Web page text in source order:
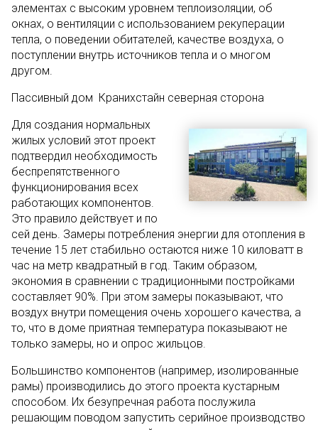
элементах с высоким уровнем теплоизоляции, об
окнах, о вентиляции с использованием рекуперации
тепла, о поведении обитателей, качестве воздуха, о
поступлении внутрь источников тепла и о многом
другом.
Пассивный дом Кранихстайн северная сторона
Для создания нормальных
жилых условий этот проект
подтвердил необходимость
беспрепятственного
функционирования всех
работающих компонентов.
Это правило действует и по
сей день. Замеры потребления энергии для отопления в
течение 15 лет стабильно остаются ниже 10 киловатт в
час на метр квадратный в год. Таким образом,
экономия в сравнении с традиционными постройками
составляет 90%. При этом замеры показывают, что
воздух внутри помещения очень хорошего качества, а
то, что в доме приятная температура показывают не
только замеры, но и опрос жильцов.
Большинство компонентов (например, изолированные
рамы) производились до этого проекта кустарным
способом. Их безупречная работа послужила
решающим поводом запустить серийное производство